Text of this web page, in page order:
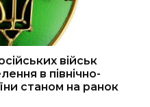
військ
в північно-
станом на ранок